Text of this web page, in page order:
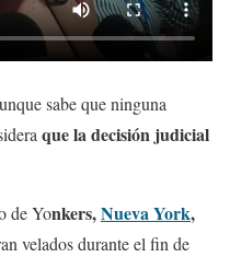
sabe que ninguna
que la decisión judicial
de Yonkers,Nueva York,
velados durante el fin de